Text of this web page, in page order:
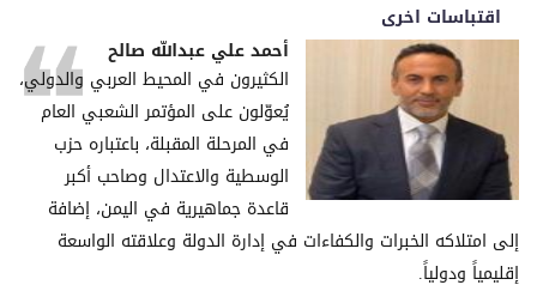
اقتباسات اخرى
أحمد علي عبدالله صالح
الكثيرون في المحيط العربي والدولي،
يُعوّلون على المؤتمر الشعبي العام
في المرحلة المقبلة، باعتباره حزب
الوسطية والاعتدال وصاحب أكبر
قاعدة جماهيرية في اليمن، إضافة
إلى امتلاكه الخبرات والكفاءات في إدارة الدولة وعلاقته الواسعة
إقليمياً ودولياً.